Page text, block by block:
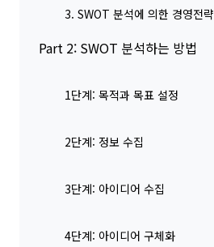
3. SWOT 분석에 의한 경영전략
Part 2: SWOT 분석하는 방법
1단계: 목적과 목표 설정
2단계: 정보 수집
3단계: 아이디어 수집
4단계: 아이디어 구체화